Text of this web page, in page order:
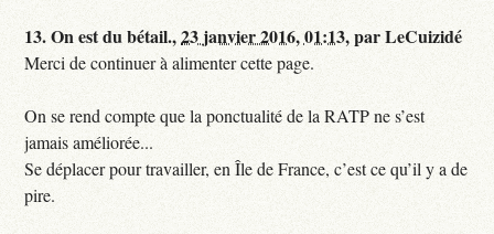
13.On est du bétail.,23 janvier 2016, 01:13,parLeCuizidé
Merci de continuer à alimenter cette page.
On se rend compte que la ponctualité de la RATP ne s’est
jamais améliorée...
Se déplacer pour travailler, en Île de France, c’est ce qu’il y a de
pire.